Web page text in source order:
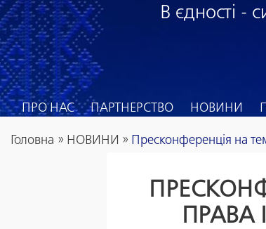
В єдності -
ПРО НАС ПАРТНЕРСТВО НОВИНИ
Головна » НОВИНИ » Пресконференція на